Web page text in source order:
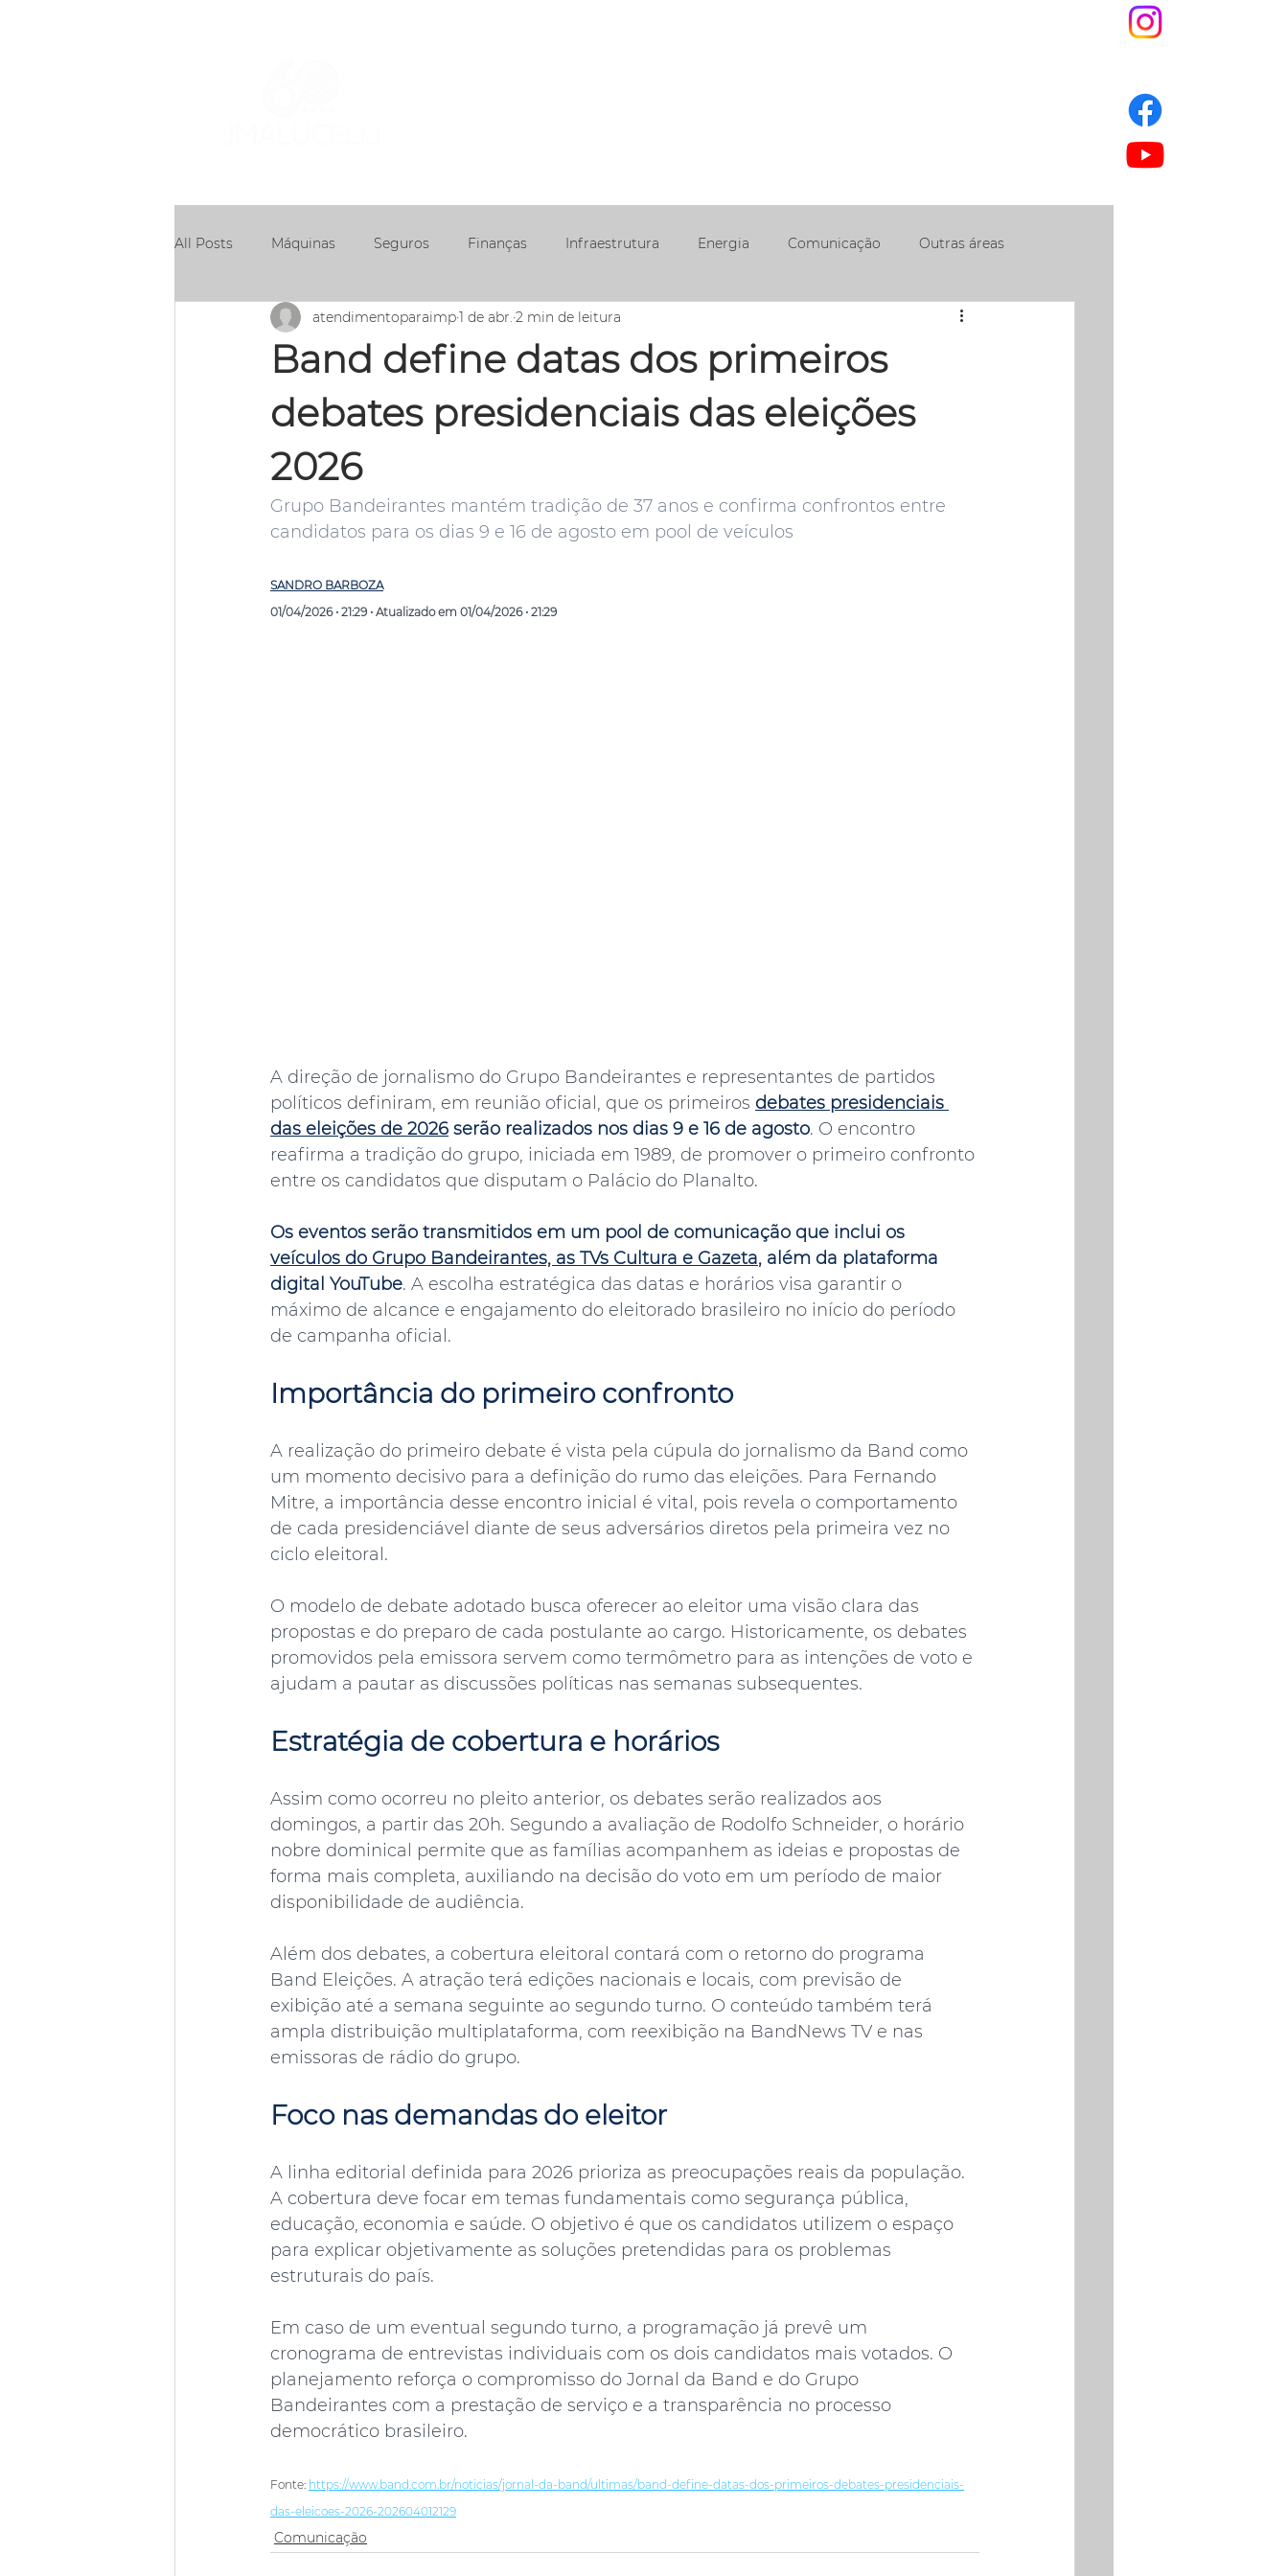
All Posts Máquinas Seguros Finanças Infraestrutura Energia Comunicação Outras áreas
Concessões
Band define datas dos primeiros
debates presidenciais das eleições
2026
atendimentoparaimp1 de abr. 2 min de leitura
Grupo Bandeirantes mantém tradição de 37 anos e confirma confrontos entre
candidatos para os dias 9 e 16 de agosto em pool de veículos
SANDRO BARBOZA
01/04/2026 • 21:29 • Atualizado em 01/04/2026 • 21:29
A direção de jornalismo do Grupo Bandeirantes e representantes de partidos
políticos definiram, em reunião oficial, que os primeiros debates presidenciais
das eleições de 2026 serão realizados nos dias 9 e 16 de agosto. O encontro
reafirma a tradição do grupo, iniciada em 1989, de promover o primeiro confronto
entre os candidatos que disputam o Palácio do Planalto.
Os eventos serão transmitidos em um pool de comunicação que inclui os
veículos do Grupo Bandeirantes, as TVs Cultura e Gazeta, além da plataforma
digital YouTube. A escolha estratégica das datas e horários visa garantir o
máximo de alcance e engajamento do eleitorado brasileiro no início do período
de campanha oficial.
Importância do primeiro confronto
A realização do primeiro debate é vista pela cúpula do jornalismo da Band como
um momento decisivo para a definição do rumo das eleições. Para Fernando
Mitre, a importância desse encontro inicial é vital, pois revela o comportamento
de cada presidenciável diante de seus adversários diretos pela primeira vez no
ciclo eleitoral.
O modelo de debate adotado busca oferecer ao eleitor uma visão clara das
propostas e do preparo de cada postulante ao cargo. Historicamente, os debates
promovidos pela emissora servem como termômetro para as intenções de voto e
ajudam a pautar as discussões políticas nas semanas subsequentes.
Estratégia de cobertura e horários
Assim como ocorreu no pleito anterior, os debates serão realizados aos
domingos, a partir das 20h. Segundo a avaliação de Rodolfo Schneider, o horário
nobre dominical permite que as famílias acompanhem as ideias e propostas de
forma mais completa, auxiliando na decisão do voto em um período de maior
disponibilidade de audiência.
Além dos debates, a cobertura eleitoral contará com o retorno do programa
Band Eleições. A atração terá edições nacionais e locais, com previsão de
exibição até a semana seguinte ao segundo turno. O conteúdo também terá
ampla distribuição multiplataforma, com reexibição na BandNews TV e nas
emissoras de rádio do grupo.
Foco nas demandas do eleitor
A linha editorial definida para 2026 prioriza as preocupações reais da população.
A cobertura deve focar em temas fundamentais como segurança pública,
educação, economia e saúde. O objetivo é que os candidatos utilizem o espaço
para explicar objetivamente as soluções pretendidas para os problemas
estruturais do país.
Em caso de um eventual segundo turno, a programação já prevê um
cronograma de entrevistas individuais com os dois candidatos mais votados. O
planejamento reforça o compromisso do Jornal da Band e do Grupo
Bandeirantes com a prestação de serviço e a transparência no processo
democrático brasileiro.
Fonte: https://www.band.com.br/noticias/jornal-da-band/ultimas/band-define-datas-dos-primeiros-debates-presidenciais-
das-eleicoes-2026-202604012129
Comunicação